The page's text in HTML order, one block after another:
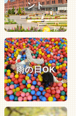
ント
雨の日OK